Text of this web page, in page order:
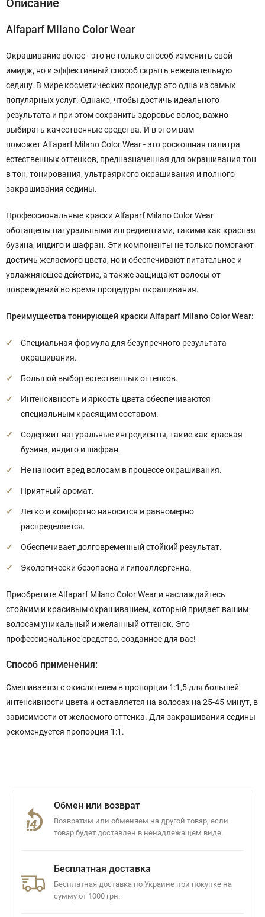
Описание
Alfaparf Milano Color Wear
Окрашивание волос - это не только способ изменить свой
имидж, но и эффективный способ скрыть нежелательную
седину. В мире косметических процедур это одна из самых
популярных услуг. Однако, чтобы достичь идеального
результата и при этом сохранить здоровье волос, важно
выбирать качественные средства. И в этом вам
поможет Alfaparf Milano Color Wear - это роскошная палитра
естественных оттенков, предназначенная для окрашивания тон
в тон, тонирования, ультраяркого окрашивания и полного
закрашивания седины.
Профессиональные краски Alfaparf Milano Color Wear
обогащены натуральными ингредиентами, такими как красная
бузина, индиго и шафран. Эти компоненты не только помогают
достичь желаемого цвета, но и обеспечивают питательное и
увлажняющее действие, а также защищают волосы от
повреждений во время процедуры окрашивания.
Преимущества тонирующей краски Alfaparf Milano Color Wear:
Специальная формула для безупречного результата
окрашивания.
Большой выбор естественных оттенков.
Интенсивность и яркость цвета обеспечиваются
специальным красящим составом.
Содержит натуральные ингредиенты, такие как красная
бузина, индиго и шафран.
Не наносит вред волосам в процессе окрашивания.
Приятный аромат.
Легко и комфортно наносится и равномерно
распределяется.
Обеспечивает долговременный стойкий результат.
Экологически безопасна и гипоаллергенна.
Приобретите Alfaparf Milano Color Wear и наслаждайтесь
стойким и красивым окрашиванием, который придает вашим
волосам уникальный и желанный оттенок. Это
профессиональное средство, созданное для вас!
Способ применения:
Смешивается с окислителем в пропорции 1:1,5 для большей
интенсивности цвета и оставляется на волосах на 25-45 минут, в
зависимости от желаемого оттенка. Для закрашивания седины
рекомендуется пропорция 1:1.
Обмен или возврат
Возвратим или обменяем на другой товар, если
товар будет доставлен в ненадлежащем виде.
Бесплатная доставка
Бесплатная доставка по Украине при покупке на
сумму от 1000 грн.